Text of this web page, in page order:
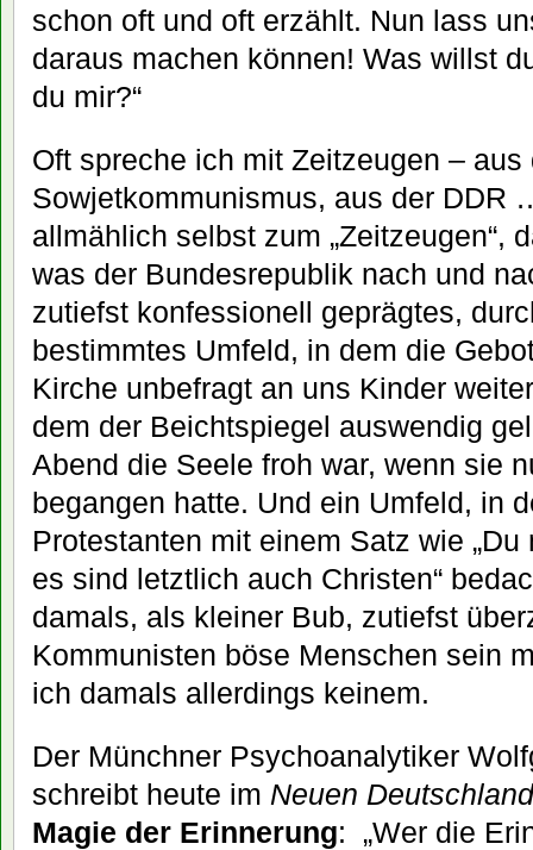
schon oft und oft erzählt. Nun lass
daraus machen können! Was willst
du mir?“
Oft spreche ich mit Zeitzeugen –
Sowjetkommunismus, aus der DDR
allmählich selbst zum „Zeitzeugen“,
was der Bundesrepublik nach und
zutiefst konfessionell geprägtes,
bestimmtes Umfeld, in dem die
Kirche unbefragt an uns Kinder
dem der Beichtspiegel auswendig
Abend die Seele froh war, wenn sie
begangen hatte. Und ein Umfeld, in
Protestanten mit einem Satz wie
es sind letztlich auch Christen“
damals, als kleiner Bub, zutiefst
Kommunisten böse Menschen sein
ich damals allerdings keinem.
Der Münchner Psychoanalytiker
schreibt heute im Neuen
Magie der Erinnerung: „Wer die